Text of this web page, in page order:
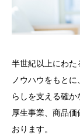
半世紀以上にわた
ノウハウをもと
らしを支える確
厚生事業、商品
おります。